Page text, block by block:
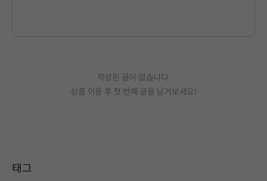
작성된 글이 없습니다.
상품 이용 후 첫 번째 글을 남겨보세요!
태그